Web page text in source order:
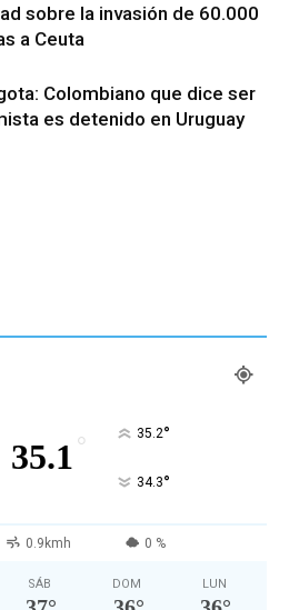
sobre la invasión de 60.000
a Ceuta
Colombiano que dice ser
es detenido en Uruguay
35.1 ° 35.2°
34.3°
0.9kmh 0 %
SÁB DOM LUN